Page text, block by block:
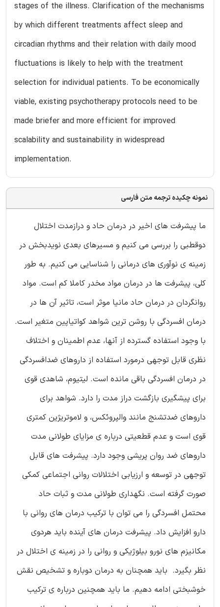
stages of the illness. Clarification of the mechanisms
by which different treatments affect sleep and
circadian rhythms and their relation with daily mood
fluctuations is likely to help with the treatment
selection for individual patients. To be economically
viable, existing psychotherapy protocols need to be
made briefer and more efficient for improved
scalability and sustainability in widespread
implementation.
نمونه چکیده ترجمه متن فارسی
ما پیشرفت های اخیر در درمان حاد و درازمدت اختلال
دوقطبی را بررسی می کنیم و مسیرهای بعدی نویدبخش در
زمینه ی نوآوری های درمانی را شناسایی می کنیم. به طور
کلی، پیشرفت ها در درمان مواد مخدر کاملا کم است. مواد
روانگردان در درمان حاد مانیا موثر است، تاثیر آن ها در
درمان افسردگی با روشن ترین شواهد کواتیاپین متغیر است.
با وجود استفاده گسترده از آنها، عدم اطمینان و اختلاف
نظری قابل توجهی درمورد استفاده از داروهای ضدافسردگی
در درمان افسردگی باقی مانده است. لیتیوم، شاهدی قوی
برای پیشگیری بازگشت دراز مدت را دارد. شواهد برای
داروهای ضدتشنج مانند والپروئکس، و لاموتریژین کمتری
قوی است و عدم قطعیتی درباره ی مزایای طولانی مدت
داروهای ضد روان پریشی وجود دارد. پیشرفت های قابل
توجهی در توسعه و ارزیابی اختلالات روانی اجتماعی کمکی
صورت گرفته است. نگهداری طولانی مدت و ثبات حاد
محتمل افسردگی را می توان با ترکیب درمان های روانی با
دارو افزایش داد. پیشرفت درمان های آینده باید هردوی
مکانیزم های نورو بیلوژیکی و روانی را در زمینه ی اختلال در
نظر بگیرد. باید همچنان به درمان دوباره و تشخیص نقش
خوشبختی ادامه دهیم. ما باید همچنین درباره ی ترکیب